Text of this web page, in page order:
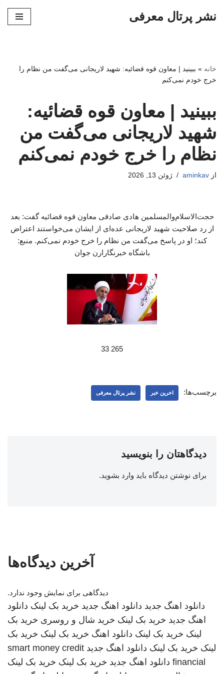
نشر پرتال معرفی
خانه » ببینید | معاون قوه قضائیه: شهید لاریجانی می‌گفت من نظام را
خرج خودم نمی‌کنم
ببینید | معاون قوه قضائیه:
شهید لاریجانی می‌گفت من
نظام را خرج خودم نمی‌کنم
از aminkav ژوئن 13, 2026
حجت‌الاسلام‌والمسلمین هادی صادقی معاون قوه قضائیه گفت: بعد
از رد صلاحیت شهید لاریجانی عده‌ای از ایشان می‌خواستند اعتراض
کند؛ او در پاسخ می‌گفت من نظام را خرج خودم نمی‌کنم. منبع:
باشگاه خبرنگارارن جوان
265 33
برچسب‌ها: اخرین خبر نشر پرتال معرفی
دیدگاهتان را بنویسید
برای نوشتن دیدگاه باید وارد بشوید.
آخرین دیدگاه‌ها
دیدگاهی برای نمایش وجود ندارد.
دانلود اهنگ جدید دانلود اهنگ جدید خرید بک لینک دانلود
اهنگ جدید خرید بک لینک خرید شال و روسری خرید بک
لینک خرید بک لینک دانلود اهنگ خرید بک لینک خرید بک
لینک خرید بک لینک دانلود اهنگ جدید smart money credit
financial دانلود اهنگ جدید خرید بک لینک خرید بک لینک